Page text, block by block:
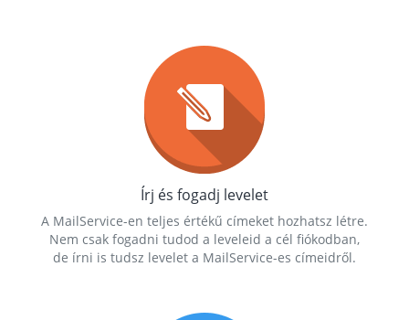
Írj és fogadj levelet
A MailService-en teljes értékű címeket hozhatsz létre.
Nem csak fogadni tudod a leveleid a cél fiókodban,
de írni is tudsz levelet a MailService-es címeidről.